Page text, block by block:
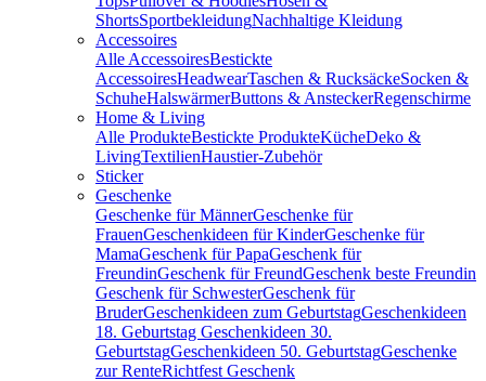
ShortsSportbekleidungNachhaltige Kleidung
Accessoires
Alle AccessoiresBestickte
AccessoiresHeadwearTaschen & RucksäckeSocken &
SchuheHalswärmerButtons & AnsteckerRegenschirme
Home & Living
Alle ProdukteBestickte ProdukteKücheDeko &
LivingTextilienHaustier-Zubehör
Sticker
Geschenke
Geschenke für MännerGeschenke für
FrauenGeschenkideen für KinderGeschenke für
MamaGeschenk für PapaGeschenk für
FreundinGeschenk für FreundGeschenk beste Freundin
Geschenk für SchwesterGeschenk für
BruderGeschenkideen zum GeburtstagGeschenkideen
18. Geburtstag Geschenkideen 30.
GeburtstagGeschenkideen 50. GeburtstagGeschenke
zur RenteRichtfest Geschenk